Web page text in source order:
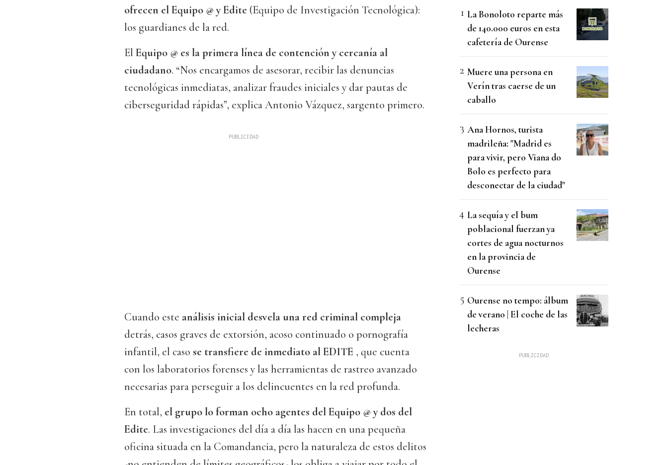
ofrecen el Equipo @ y Edite (Equipo de Investigación Tecnológica):
los guardianes de la red.
El Equipo @ es la primera línea de contención y cercanía al
ciudadano. “Nos encargamos de asesorar, recibir las denuncias
tecnológicas inmediatas, analizar fraudes iniciales y dar pautas de
ciberseguridad rápidas”, explica Antonio Vázquez, sargento primero.
Cuando este análisis inicial desvela una red criminal compleja
detrás, casos graves de extorsión, acoso continuado o pornografía
infantil, el caso se transfiere de inmediato al EDITE , que cuenta
con los laboratorios forenses y las herramientas de rastreo avanzado
necesarias para perseguir a los delincuentes en la red profunda.
En total, el grupo lo forman ocho agentes del Equipo @ y dos del
Edite. Las investigaciones del día a día las hacen en una pequeña
oficina situada en la Comandancia, pero la naturaleza de estos delitos
La Bonoloto reparte más
de 140.000 euros en esta
cafetería de Ourense
Muere una persona en
Verín tras caerse de un
caballo
Ana Hornos, turista
madrileña: "Madrid es
para vivir, pero Viana do
Bolo es perfecto para
desconectar de la ciudad"
La sequía y el bum
poblacional fuerzan ya
cortes de agua nocturnos
en la provincia de
Ourense
Ourense no tempo: álbum
de verano | El coche de las
lecheras